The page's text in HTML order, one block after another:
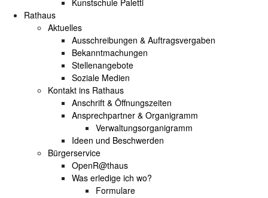
Kunstschule Paletti
Rathaus
Aktuelles
Ausschreibungen & Auftragsvergaben
Bekanntmachungen
Stellenangebote
Soziale Medien
Kontakt ins Rathaus
Anschrift & Öffnungszeiten
Ansprechpartner & Organigramm
Verwaltungsorganigramm
Ideen und Beschwerden
Bürgerservice
OpenR@thaus
Was erledige ich wo?
Formulare